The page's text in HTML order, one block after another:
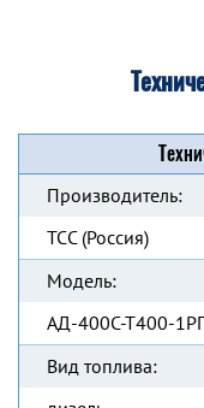
Производитель:
ТСС (Россия)
Модель:
АД-400С-Т400-
Вид топлива: